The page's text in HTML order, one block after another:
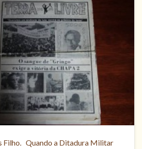
Filho. Quando a Ditadura Militar